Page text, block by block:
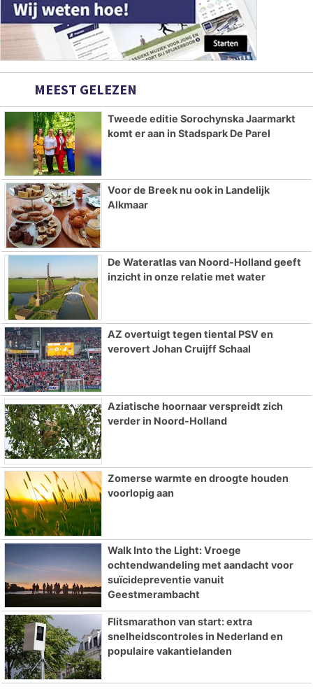
MEEST GELEZEN
Tweede editie Sorochynska Jaarmarkt
komt er aan in Stadspark De Parel
Voor de Breek nu ook in Landelijk
Alkmaar
De Wateratlas van Noord-Holland geeft
inzicht in onze relatie met water
AZ overtuigt tegen tiental PSV en
verovert Johan Cruijff Schaal
Aziatische hoornaar verspreidt zich
verder in Noord-Holland
Zomerse warmte en droogte houden
voorlopig aan
Walk Into the Light: Vroege
ochtendwandeling met aandacht voor
suïcidepreventie vanuit
Geestmerambacht
Flitsmarathon van start: extra
snelheidscontroles in Nederland en
populaire vakantielanden